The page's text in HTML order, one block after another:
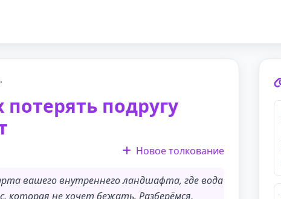
потерять подругу
Новое толкование
вашего внутреннего ландшафта, где вода
которая не хочет бежать. Разберёмся,